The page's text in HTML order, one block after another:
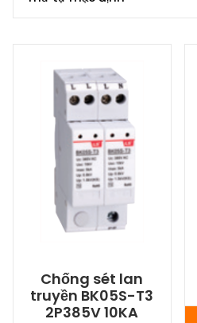
Chống sét lan
truyền BK05S-T3
2P385V 10KA